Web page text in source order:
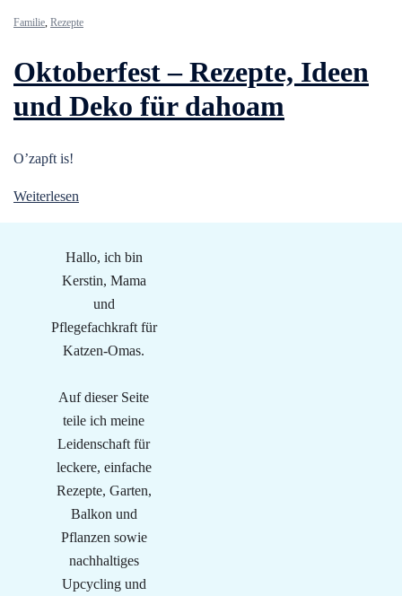
Familie, Rezepte
Oktoberfest – Rezepte, Ideen
und Deko für dahoam
O’zapft is!
Weiterlesen
Hallo, ich bin
Kerstin, Mama
und
Pflegefachkraft für
Katzen-Omas.
Auf dieser Seite
teile ich meine
Leidenschaft für
leckere, einfache
Rezepte, Garten,
Balkon und
Pflanzen sowie
nachhaltiges
Upcycling und